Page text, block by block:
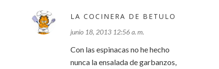
LA COCINERA DE BETULO
junio 18, 2013 12:56 a. m.
Con las espinacas no he hecho
nunca la ensalada de garbanzos,